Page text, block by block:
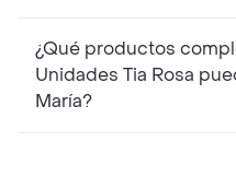
¿Qué productos
Unidades Tia Rosa
María?